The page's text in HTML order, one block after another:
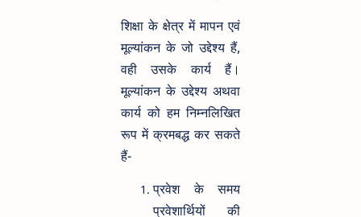
शिक्षा के क्षेत्र में मापन एवं
मूल्यांकन के जो उद्देश्य हैं,
वही उसके कार्य हैं।
मूल्यांकन के उद्देश्य अथवा
कार्य को हम निम्नलिखित
रूप में क्रमबद्ध कर सकते
हैं-
प्रवेश के समय
प्रवेशार्थियों की